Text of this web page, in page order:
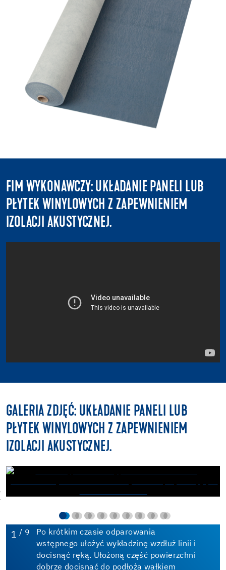
FIM WYKONAWCZY: UKŁADANIE PANELI LUB
PŁYTEK WINYLOWYCH Z ZAPEWNIENIEM
IZOLACJI AKUSTYCZNEJ.
GALERIA ZDJĘĆ: UKŁADANIE PANELI LUB
PŁYTEK WINYLOWYCH Z ZAPEWNIENIEM
IZOLACJI AKUSTYCZNEJ.
1 / 9
Po krótkim czasie odparowania
wstępnego ułożyć wykładzinę wzdłuż linii i
docisnąć ręką. Ułożoną część powierzchni
dobrze docisnąć do podłoża wałkiem